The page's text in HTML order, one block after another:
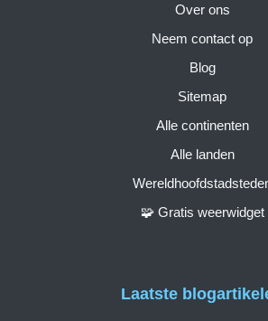
Over ons
Neem contact op
Blog
Sitemap
Alle continenten
Alle landen
🧩 Gratis weerwidget
Laatste